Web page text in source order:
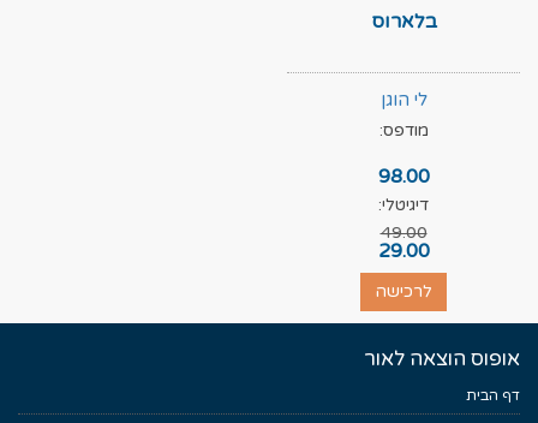
בלארוס
לי הוגן
מודפס:
98.00
דיגיטלי:
49.00
29.00
לרכישה
אופוס הוצאה לאור
דף הבית